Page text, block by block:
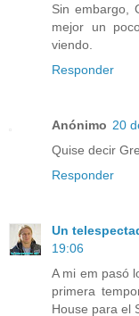
Sin embargo,
mejor un
viendo.
Responder
Anónimo 20
Quise decir
Responder
Un
19:06
A mi em pasó
primera
House para el